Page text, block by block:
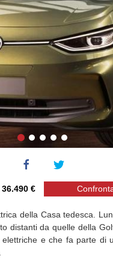
36.490 €
della Casa tedesca.
distanti da quelle della
e che fa parte di